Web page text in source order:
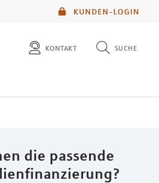
KUNDEN-LOGIN
kontakt suche
die passende